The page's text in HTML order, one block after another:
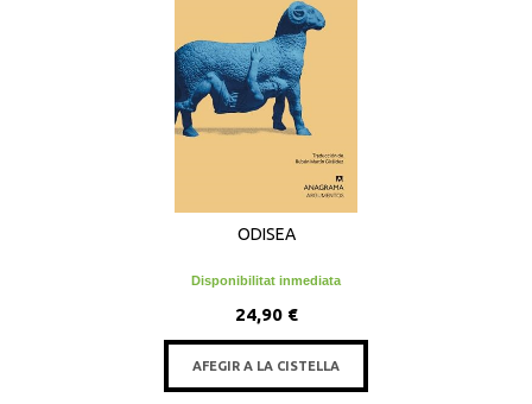
ODISEA
Disponibilitat inmediata
24,90 €
AFEGIR A LA CISTELLA